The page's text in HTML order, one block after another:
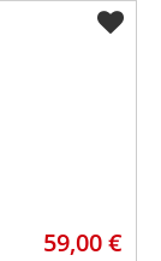
59,00 €